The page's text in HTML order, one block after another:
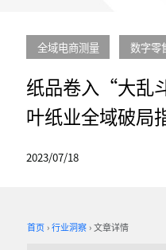
2023/07/18
纸品卷入“大乱
叶纸业全域破局
全域电商测量 数字零
首页 行业洞察 文章详情